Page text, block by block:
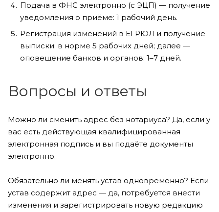
Подача в ФНС электронно (с ЭЦП) — получение
уведомления о приёме: 1 рабочий день.
Регистрация изменений в ЕГРЮЛ и получение
выписки: в норме 5 рабочих дней; далее —
оповещение банков и органов: 1–7 дней.
Вопросы и ответы
Можно ли сменить адрес без нотариуса? Да, если у
вас есть действующая квалифицированная
электронная подпись и вы подаёте документы
электронно.
Обязательно ли менять устав одновременно? Если
устав содержит адрес — да, потребуется внести
изменения и зарегистрировать новую редакцию